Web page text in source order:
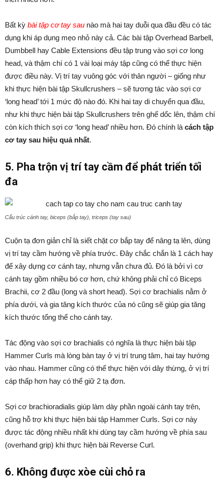
Bất kỳ bài tập cơ tay sau nào mà hai tay duỗi qua đầu đều có tác
dụng khi áp dụng mẹo nhỏ này cả. Các bài tập Overhead Barbell,
Dumbbell hay Cable Extensions đều tập trung vào sợi cơ long
head, và thậm chí có 1 vài loại máy tập cũng có thể thực hiện
được điều này. Vị trí tay vuông góc với thân người – giống như
khi thực hiện bài tập Skullcrushers – sẽ tương tác vào sợi cơ
‘long head’ tới 1 mức độ nào đó. Khi hai tay di chuyển qua đầu,
như khi thực hiện bài tập Skullcrushers trên ghế dốc lên, thậm chí
còn kích thích sợi cơ ‘long head’ nhiều hơn. Đó chính là cách tập
cơ tay sau hiệu quả nhất.
5. Pha trộn vị trí tay cầm để phát triển tối
đa
Cấu trúc cánh tay, biceps (bắp tay), triceps (tay sau)
Cuộn tạ đơn giản chỉ là siết chặt cơ bắp tay để nâng tạ lên, dùng
vị trí tay cầm hướng về phía trước. Đây chắc chắn là 1 cách hay
để xây dựng cơ cánh tay, nhưng vẫn chưa đủ. Đó là bởi vì cơ
cánh tay gồm nhiều bó cơ hơn, chứ không phải chỉ có Biceps
Brachii, cơ 2 đầu (long và short head). Sợi cơ brachialis nằm ở
phía dưới, và gia tăng kích thước của nó cũng sẽ giúp gia tăng
kích thước tổng thể cho cánh tay.
Tác động vào sợi cơ brachialis có nghĩa là thực hiện bài tập
Hammer Curls mà lòng bàn tay ở vị trí trung tâm, hai tay hướng
vào nhau. Hammer cũng có thể thực hiện với dây thừng, ở vị trí
cáp thấp hơn hay có thể giữ 2 tạ đơn.
Sợi cơ brachioradialis giúp làm dày phần ngoài cánh tay trên,
cũng hỗ trợ khi thực hiện bài tập Hammer Curls. Sợi cơ này
được tác động nhiều nhất khi dùng tay cầm hướng về phía sau
(overhand grip) khi thực hiện bài Reverse Curl.
6. Không được xòe cùi chỏ ra